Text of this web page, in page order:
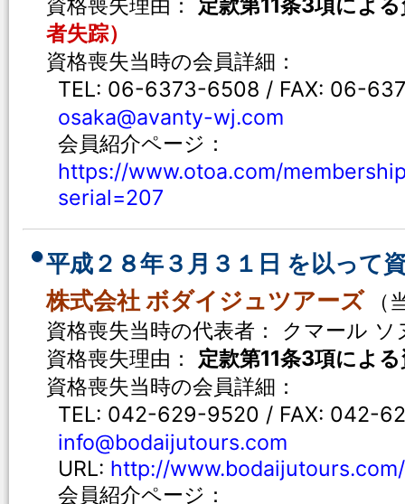
者失踪）
資格喪失当時の会員詳細：
TEL: 06-6373-6508 / FAX: 06-
osaka@avanty-wj.com
会員紹介ページ：
https://www.otoa.com/
serial=207
平成２８年３月３１日 を以って
株式会社 ボダイジュツアーズ
資格喪失当時の代表者： クマール ソ
資格喪失理由： 定款第11条3項によ
資格喪失当時の会員詳細：
TEL: 042-629-9520 / FAX: 042-
info@bodaijutours.com
URL: http://www.bodaijutours.com/
会員紹介ページ：